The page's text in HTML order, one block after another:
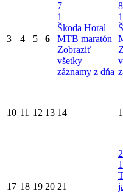
3 4 5 6
7
1
Škoda Horal
MTB maratón
Zobraziť
všetky
záznamy z dňa
8
1
10 11 12 13 14
17 18 19 20 21
1